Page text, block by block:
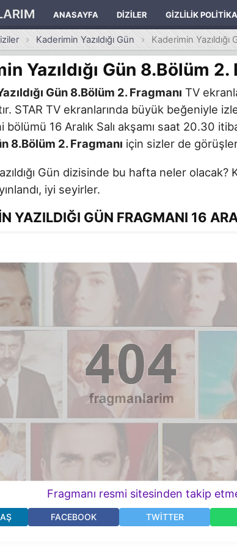
ANASAYFA DIZILER GIZLILIK
Kaderimin Yazıldığı Gün Kaderimin
Yazıldığı Gün 8.Bölüm 2.
Gün 8.Bölüm 2. Fragmanı TV
STAR TV ekranlarında büyük beğeniyle
bölümü 16 Aralık Salı akşamı saat 20.30
8.Bölüm 2. Fragmanı için sizler de
Gün dizisinde bu hafta neler olacak?
iyi seyirler.
YAZILDIĞI GÜN FRAGMANI 16
Fragmanı resmi sitesinden takip
FACEBOOK TWITTER